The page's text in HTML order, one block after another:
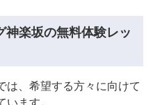
神楽坂の無料体験レッ
は、希望する方々に向けて